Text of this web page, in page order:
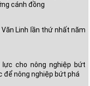
cánh đồng
Linh lần thứ nhất năm
cho nông nghiệp bứt
để nông nghiệp bứt phá